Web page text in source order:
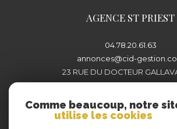
AGENCE ST PRIEST
04.78.20.61.63
annonces@cid-
23 RUE DU DOCTEUR
69800 SAINT-PRIEST
Comme beaucoup, notre
utilise les cookies